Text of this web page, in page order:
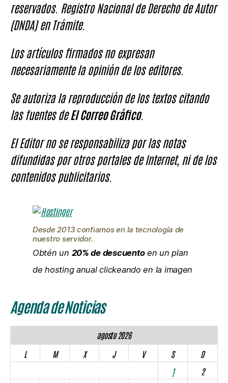
reservados. Registro Nacional de Derecho de Autor
(DNDA) en Trámite.
Los artículos firmados no expresan
necesariamente la opinión de los editores.
Se autoriza la reproducción de los textos citando
las fuentes deEl Correo Gráfico.
El Editor no se responsabiliza por las notas
difundidas por otros portales de Internet, ni de los
contenidos publicitarios.
Desde 2013 confiamos en la tecnología de
nuestro servidor.
Obtén un 20% de descuentoen un plan
de hosting anual clickeando en la imagen
Agenda de Noticias
agosto 2026
L
M X J V S
D
1
2